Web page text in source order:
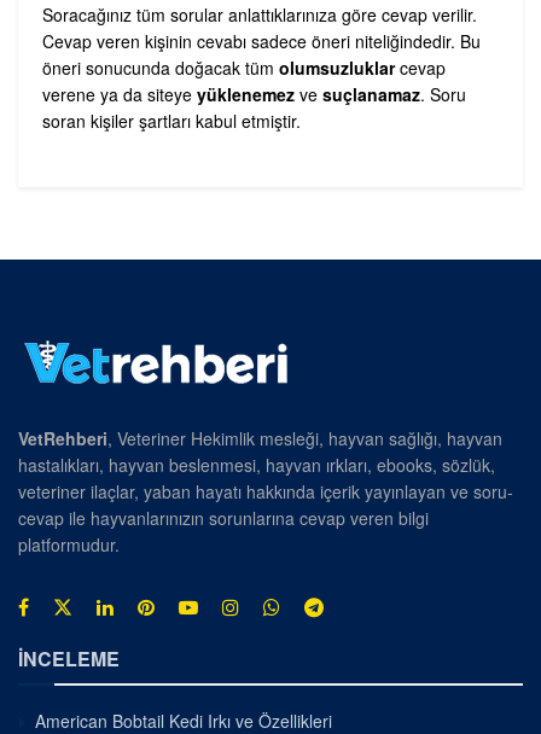
Soracağınız tüm sorular anlattıklarınıza göre cevap verilir.
Cevap veren kişinin cevabı sadece öneri niteliğindedir. Bu
öneri sonucunda doğacak tüm olumsuzluklarcevap
verene ya da siteye yüklenemez ve suçlanamaz. Soru
soran kişiler şartları kabul etmiştir.
VetRehberi, Veteriner Hekimlik mesleği, hayvan sağlığı, hayvan
hastalıkları, hayvan beslenmesi, hayvan ırkları, ebooks, sözlük,
veteriner ilaçlar, yaban hayatı hakkında içerik yayınlayan ve soru-
cevap ile hayvanlarınızın sorunlarına cevap veren bilgi
platformudur.
İNCELEME
American Bobtail Kedi Irkı ve Özellikleri